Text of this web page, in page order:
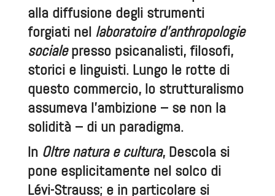
alla diffusione degli strumenti
forgiati nel laboratoire d’anthropologie
socialepresso psicanalisti, filosofi,
storici e linguisti. Lungo le rotte di
questo commercio, lo strutturalismo
assumeva l’ambizione – se non la
solidità – di un paradigma.
In Oltre natura e cultura, Descola si
pone esplicitamente nel solco di
Lévi-Strauss; e in particolare si